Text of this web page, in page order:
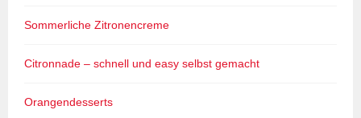
Sommerliche Zitronencreme
Citronnade – schnell und easy selbst gemacht
Orangendesserts